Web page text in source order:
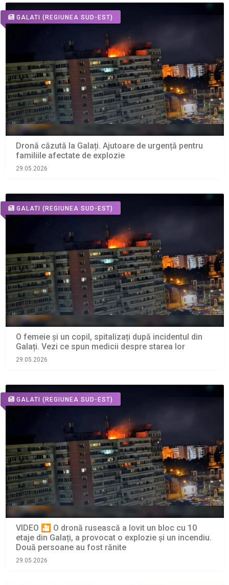
GALATI (REGIUNEA SUD-EST)
Dronă căzută la Galați. Ajutoare de urgență pentru
familiile afectate de explozie
29.05.2026
GALATI (REGIUNEA SUD-EST)
O femeie și un copil, spitalizați după incidentul din
Galați. Vezi ce spun medicii despre starea lor
29.05.2026
GALATI (REGIUNEA SUD-EST)
VIDEO 🎦 O dronă rusească a lovit un bloc cu 10
etaje din Galați, a provocat o explozie și un incendiu.
Două persoane au fost rănite
29.05.2026